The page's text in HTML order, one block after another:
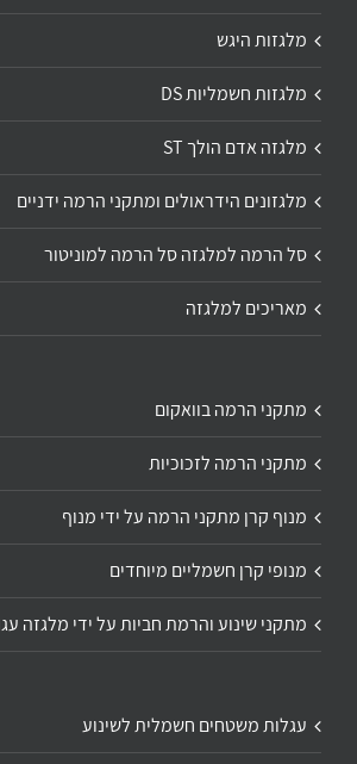
מלגזות היגש
מלגזות חשמליות DS
מלגזה אדם הולך ST
מלגזונים הידראולים ומתקני הרמה ידניים
סל הרמה למלגזה סל הרמה למוניטור
מאריכים למלגזה
מתקני הרמה בוואקום
מתקני הרמה לזכוכיות
מנוף קרן מתקני הרמה על ידי מנוף
מנופי קרן חשמליים מיוחדים
מתקני שינוע והרמת חביות על ידי מלגזה
עגלות משטחים חשמלית לשינוע